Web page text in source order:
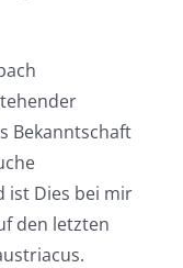
Bekanntschaft
ist Dies bei mir
den letzten